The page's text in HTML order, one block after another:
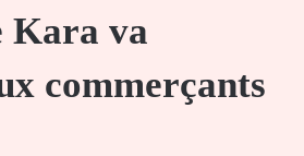
Kara va
commerçants